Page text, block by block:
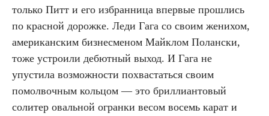
только Питт и его избранница впервые прошлись
по красной дорожке. Леди Гага со своим женихом,
американским бизнесменом Майклом Полански,
тоже устроили дебютный выход. И Гага не
упустила возможности похвастаться своим
помолвочным кольцом — это бриллиантовый
солитер овальной огранки весом восемь карат и